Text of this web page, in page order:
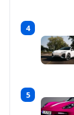
4
5